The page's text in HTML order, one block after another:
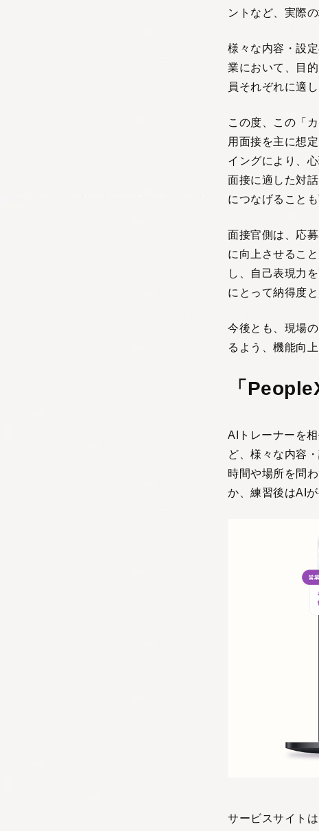
ントなど、実際
様々な内容・設
業において、目
員それぞれに適
この度、この「
用面接を主に想
イングにより、
面接に適した対
につなげることも
面接官側は、応
に向上させるこ
し、自己表現力
にとって納得度
今後とも、現場
るよう、機能向
「
AIトレーナーを
ど、様々な内容
時間や場所を問
か、練習後はAI
サービスサイト